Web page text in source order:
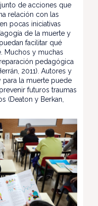
de acciones que
relación con las
pocas iniciativas
de la muerte y
facilitar qué
Muchos y muchas
pedagógica
2011). Autores y
para la muerte puede
futuros traumas
(Deaton y Berkan,